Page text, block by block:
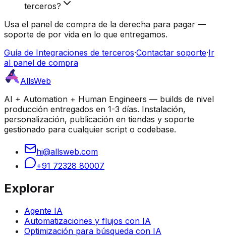
terceros?
Usa el panel de compra de la derecha para pagar —
soporte de por vida en lo que entregamos.
Guía de Integraciones de terceros·Contactar soporte·Ir
al panel de compra
AllsWeb
AI + Automation + Human Engineers — builds de nivel
producción entregados en 1-3 días. Instalación,
personalización, publicación en tiendas y soporte
gestionado para cualquier script o codebase.
hi@allsweb.com
+91 72328 80007
Explorar
Agente IA
Automatizaciones y flujos con IA
Optimización para búsqueda con IA